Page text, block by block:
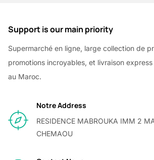
Support is our main priority
Supermarché en ligne, large collection de
promotions incroyables, et livraison
au Maroc.
Notre Address
RESIDENCE MABROUKA IMM 2
CHEMAOU